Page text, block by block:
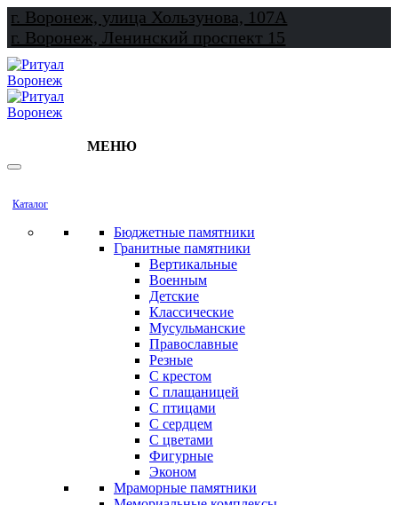
г. Воронеж, улица Хользунова, 107А
г. Воронеж, Ленинский проспект 15
МЕНЮ
Каталог
Бюджетные памятники
Гранитные памятники
Вертикальные
Военным
Детские
Классические
Мусульманские
Православные
Резные
С крестом
С плащаницей
С птицами
С сердцем
С цветами
Фигурные
Эконом
Мраморные памятники